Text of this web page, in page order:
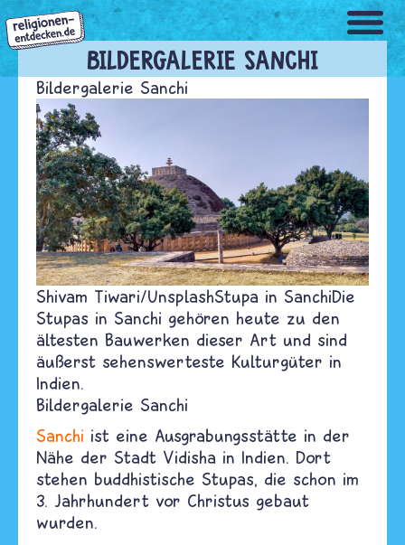
Direkt
zum
Inhalt
BILDERGALERIE SANCHI
Bildergalerie Sanchi
Shivam Tiwari/UnsplashStupa in SanchiDie
Stupas in Sanchi gehören heute zu den
ältesten Bauwerken dieser Art und sind
äußerst sehenswerteste Kulturgüter in
Indien.
Bildergalerie Sanchi
Sanchi ist eine Ausgrabungsstätte in der
Nähe der Stadt Vidisha in Indien. Dort
stehen buddhistische Stupas, die schon im
3. Jahrhundert vor Christus gebaut
wurden.